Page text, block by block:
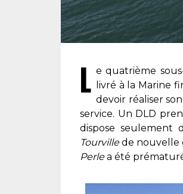
L e quatrième
livré à la Marine
devoir réaliser
service. Un DLD
dispose seulement
Tourvillede nouvelle
Perlea été